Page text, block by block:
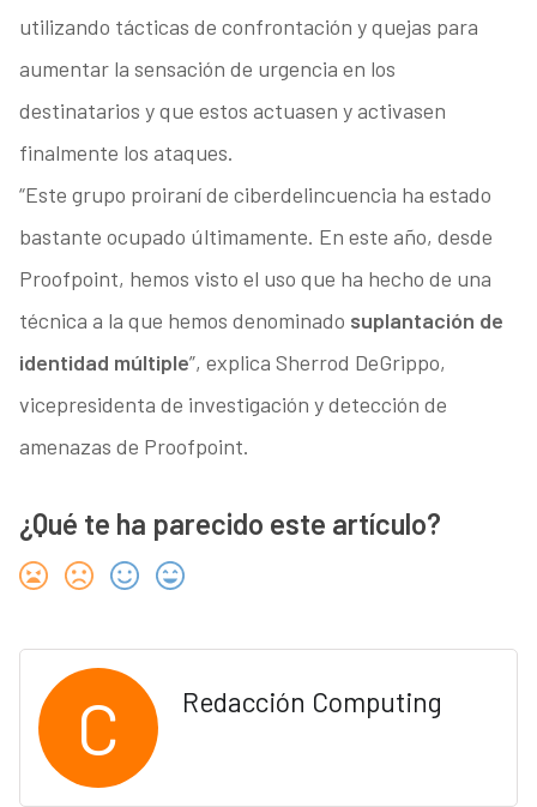
utilizando tácticas de confrontación y quejas para
aumentar la sensación de urgencia en los
destinatarios y que estos actuasen y activasen
finalmente los ataques.
“Este grupo proiraní de ciberdelincuencia ha estado
bastante ocupado últimamente. En este año, desde
Proofpoint, hemos visto el uso que ha hecho de una
técnica a la que hemos denominado suplantación de
identidad múltiple”, explica Sherrod DeGrippo,
vicepresidenta de investigación y detección de
amenazas de Proofpoint.
¿Qué te ha parecido este artículo?
C Redacción Computing